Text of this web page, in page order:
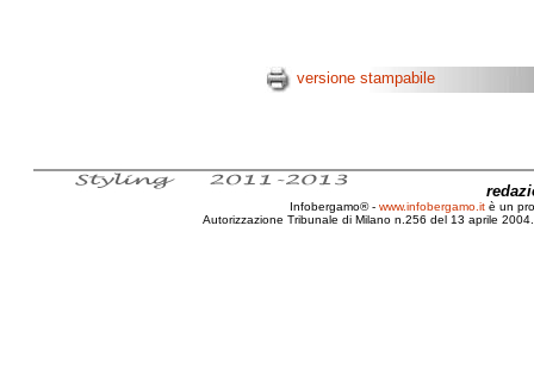
versione stampabile
Infobergamo® - www.infobergamo.it è un
Autorizzazione Tribunale di Milano n.256 del 13 aprile